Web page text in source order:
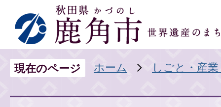
現在のページ ホーム しごと・産